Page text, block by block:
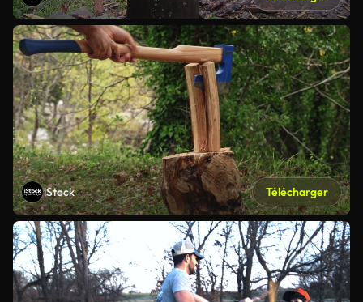
iStock Télécharger